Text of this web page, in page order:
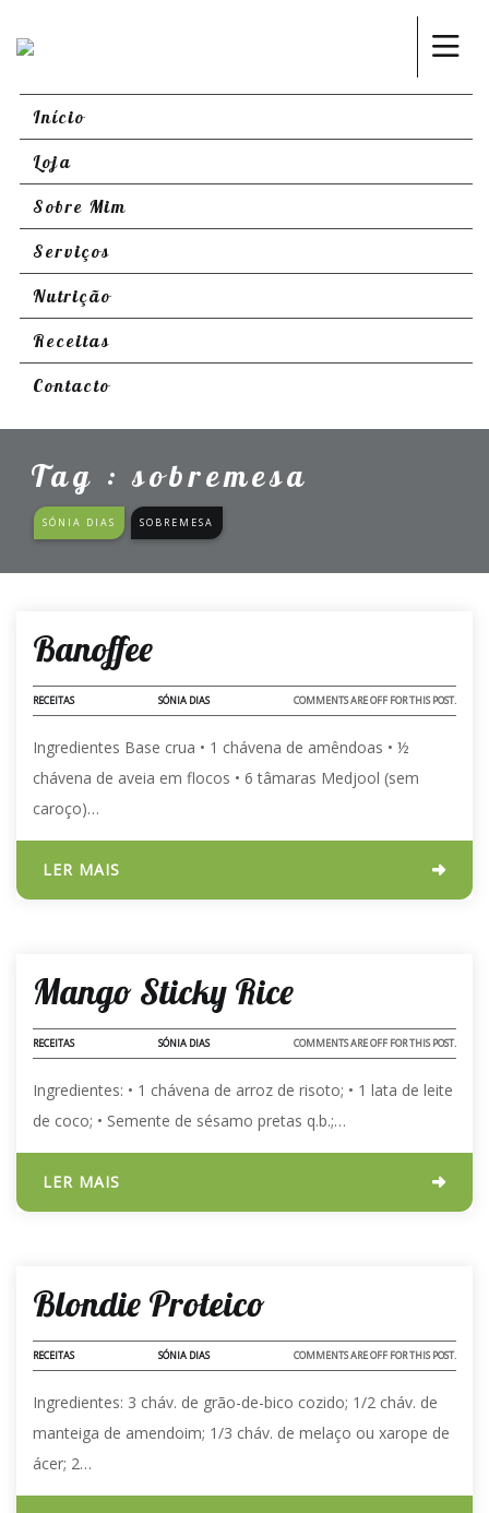
Início
Loja
Sobre Mim
Serviços
Nutrição
Receitas
Contacto
Tag : sobremesa
SÓNIA DIAS SOBREMESA
Banoffee
RECEITAS SÓNIA DIAS COMMENTS ARE OFF FOR THIS POST.
Ingredientes Base crua • 1 chávena de amêndoas • ½
chávena de aveia em flocos • 6 tâmaras Medjool (sem
caroço)…
LER MAIS
Mango Sticky Rice
RECEITAS SÓNIA DIAS COMMENTS ARE OFF FOR THIS POST.
Ingredientes: •⁠ 1 chávena de arroz de risoto; •⁠ 1 lata de leite
de coco; •⁠ Semente de sésamo pretas q.b.;…
LER MAIS
Blondie Proteico
RECEITAS SÓNIA DIAS COMMENTS ARE OFF FOR THIS POST.
Ingredientes: 3 cháv. de grão-de-bico cozido; 1/2 cháv. de
manteiga de amendoim; 1/3 cháv. de melaço ou xarope de
ácer; 2…